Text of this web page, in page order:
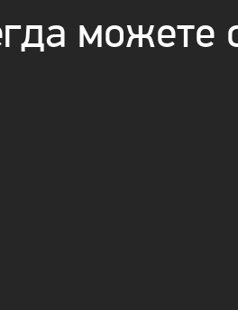
можете